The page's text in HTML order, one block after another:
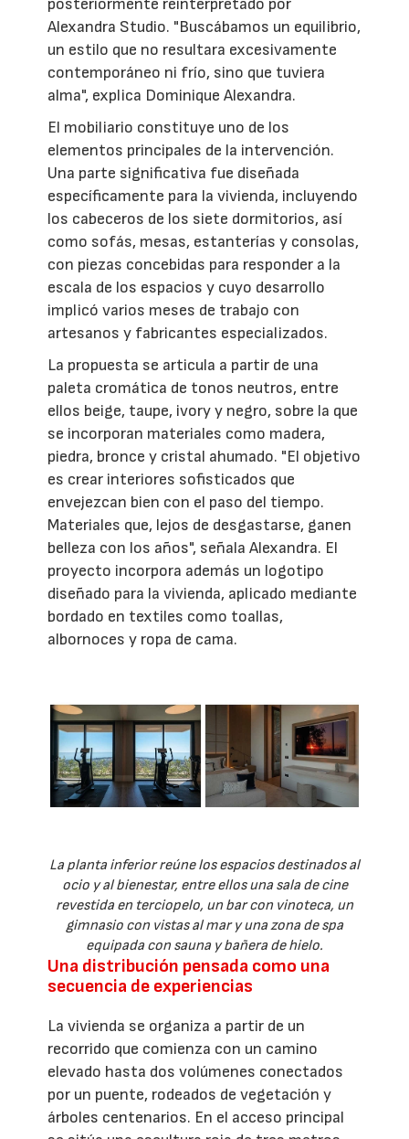
Alexandra Studio. "Buscábamos un equilibrio,
un estilo que no resultara excesivamente
contemporáneo ni frío, sino que tuviera
alma", explica Dominique Alexandra.
El mobiliario constituye uno de los
elementos principales de la intervención.
Una parte significativa fue diseñada
específicamente para la vivienda, incluyendo
los cabeceros de los siete dormitorios, así
como sofás, mesas, estanterías y consolas,
con piezas concebidas para responder a la
escala de los espacios y cuyo desarrollo
implicó varios meses de trabajo con
artesanos y fabricantes especializados.
La propuesta se articula a partir de una
paleta cromática de tonos neutros, entre
ellos beige, taupe, ivory y negro, sobre la que
se incorporan materiales como madera,
piedra, bronce y cristal ahumado. "El objetivo
es crear interiores sofisticados que
envejezcan bien con el paso del tiempo.
Materiales que, lejos de desgastarse, ganen
belleza con los años", señala Alexandra. El
proyecto incorpora además un logotipo
diseñado para la vivienda, aplicado mediante
bordado en textiles como toallas,
albornoces y ropa de cama.
La planta inferior reúne los espacios destinados al
ocio y al bienestar, entre ellos una sala de cine
revestida en terciopelo, un bar con vinoteca, un
gimnasio con vistas al mar y una zona de spa
equipada con sauna y bañera de hielo.
Una distribución pensada como una
secuencia de experiencias
La vivienda se organiza a partir de un
recorrido que comienza con un camino
elevado hasta dos volúmenes conectados
por un puente, rodeados de vegetación y
árboles centenarios. En el acceso principal